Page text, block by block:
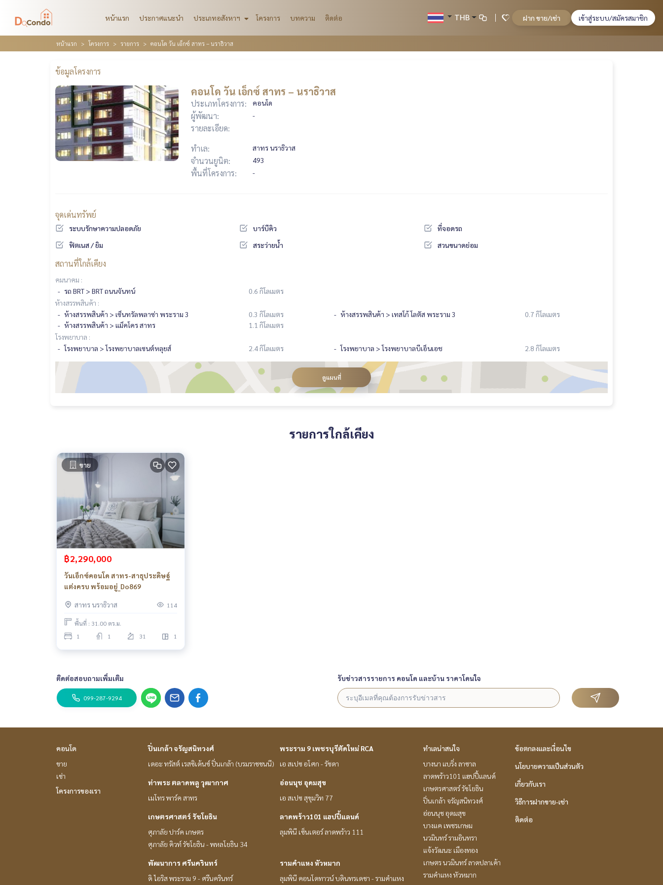
หน้าแรก ประกาศแนะนำ ประเภทอสังหาฯ โครงการ บทความ ติดต่อ THB ฝาก ขาย/เช่า เข้าสู่ระบบ/สมัครสมาชิก
หน้าแรก โครงการ รายการ คอนโด วัน เอ็กซ์ สาทร – นราธิวาส
ข้อมูลโครงการ
คอนโด วัน เอ็กซ์ สาทร – นราธิวาส
ประเภทโครงการ: คอนโด
ผู้พัฒนา: -
รายละเอียด:
ทำเล:
สาทร นราธิวาส
จำนวนยูนิต: 493
พื้นที่โครงการ: -
จุดเด่นทรัพย์
ระบบรักษาความปลอดภัย บาร์บีคิว
ที่จอดรถ
ฟิตเนส / ยิม
สระว่ายน้ำ สวนขนาดย่อม
สถานที่ใกล้เคียง
คมนาคม :
รถ BRT > BRT ถนนจันทน์
0.6 กิโลเมตร
ห้างสรรพสินค้า :
ห้างสรรพสินค้า > เซ็นทรัลพลาซ่า พระราม 3
0.3 กิโลเมตร ห้างสรรพสินค้า > เทสโก้ โลตัส พระราม 3
0.7 กิโลเมตร
ห้างสรรพสินค้า > แม็คโคร สาทร
1.1 กิโลเมตร
โรงพยาบาล :
โรงพยาบาล > โรงพยาบาลเซนต์หลุยส์
2.4 กิโลเมตร โรงพยาบาล > โรงพยาบาลบีเอ็นเอช 2.8 กิโลเมตร
ดูแผนที่
รายการใกล้เคียง
ขาย
฿2,290,000
วันเอ็กซ์คอนโด สาทร-สาธุประดิษฐ์
แต่งครบ พร้อมอยู่_Do869
สาทร นราธิวาส 114
พื้นที่ : 31.00 ตร.ม.
1
1 31 1
ติดต่อสอบถามเพิ่มเติม
099-287-9294
รับข่าวสารรายการ คอนโด และบ้าน ราคาโดนใจ
คอนโด
ขาย
เช่า
โครงการของเรา
ปิ่นเกล้า จรัญสนิทวงศ์
เดอะ ทรัสต์ เรสซิเด้นซ์ ปิ่นเกล้า (บรมราชชนนี)
พระราม 9 เพชรบุรีตัดใหม่ RCA
เอ สเปซ อโศก - รัชดา
ท่าพระ ตลาดพลู วุฒากาศ
เมโทร พาร์ค สาทร
อ่อนนุช อุดมสุข
เอ สเปซ สุขุมวิท 77
เกษตรศาสตร์ รัชโยธิน
ศุภาลัย ปาร์ค เกษตร
ศุภาลัย คิวท์ รัชโยธิน - พหลโยธิน 34
ลาดพร้าว101 แฮปปี้แลนด์
ลุมพินี เซ็นเตอร์ ลาดพร้าว 111
พัฒนาการ ศรีนครินทร์
ดิ ไอริส พระราม 9 - ศรีนครินทร์
รามคำแหง หัวหมาก
ลุมพินี คอนโดทาวน์ บดินทรเดชา - รามคำแหง
ทำเลน่าสนใจ
บางนา แบริ่ง ลาซาล
ลาดพร้าว101 แฮปปี้แลนด์
เกษตรศาสตร์ รัชโยธิน
ปิ่นเกล้า จรัญสนิทวงศ์
อ่อนนุช อุดมสุข
บางแค เพชรเกษม
นวมินทร์ รามอินทรา
แจ้งวัฒนะ เมืองทอง
เกษตร นวมินทร์ ลาดปลาเค้า
รามคำแหง หัวหมาก
ข้อตกลงและเงื่อนไข
นโยบายความเป็นส่วนตัว
เกี่ยวกับเรา
วิธีการฝากขาย-เช่า
ติดต่อ